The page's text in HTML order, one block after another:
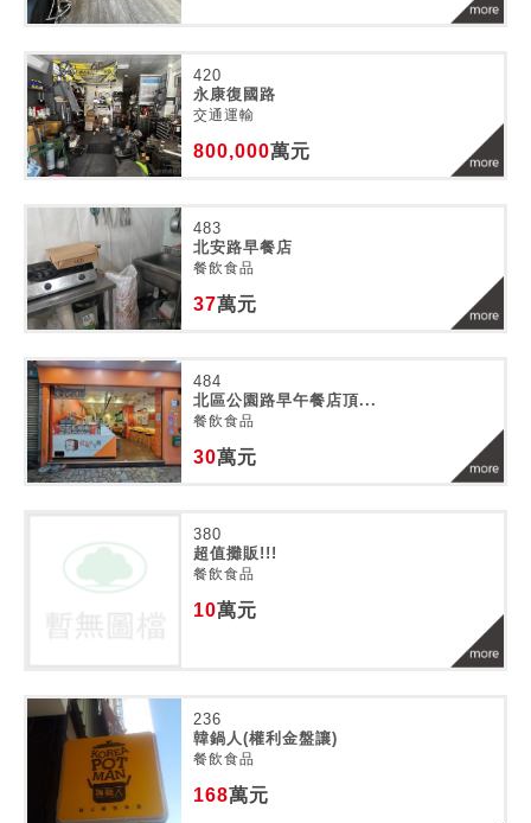
420
永康復國路
交通運輸
800,000萬元
483
北安路早餐店
餐飲食品
37萬元
484
北區公園路早午餐店頂...
餐飲食品
30萬元
380
超值攤販!!!
餐飲食品
10萬元
236
韓鍋人(權利金盤讓)
餐飲食品
168萬元